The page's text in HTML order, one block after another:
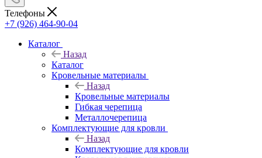
Телефоны
+7 (926) 464-90-04
Каталог
Назад
Каталог
Кровельные материалы
Назад
Кровельные материалы
Гибкая черепица
Металлочерепица
Комплектующие для кровли
Назад
Комплектующие для кровли